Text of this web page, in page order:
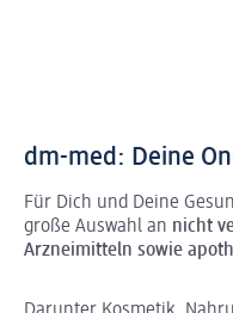
dm-med: Deine
Für Dich und Deine
große Auswahl an nicht
Arzneimitteln sowie